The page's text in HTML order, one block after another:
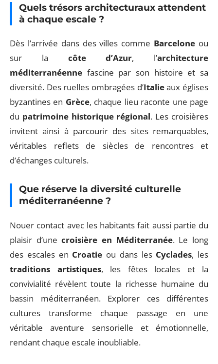
Quels trésors architecturaux attendent
à chaque escale ?
Dès l’arrivée dans des villes comme Barcelone ou
sur la côte d’Azur, l’architecture
méditerranéenne fascine par son histoire et sa
diversité. Des ruelles ombragées d’Italieaux églises
byzantines en Grèce, chaque lieu raconte une page
du patrimoine historique régional. Les croisières
invitent ainsi à parcourir des sites remarquables,
véritables reflets de siècles de rencontres et
d’échanges culturels.
Que réserve la diversité culturelle
méditerranéenne ?
Nouer contact avec les habitants fait aussi partie du
plaisir d’unecroisière en Méditerranée. Le long
des escales en Croatie ou dans les Cyclades, les
traditions artistiques, les fêtes locales et la
convivialité révèlent toute la richesse humaine du
bassin méditerranéen. Explorer ces différentes
cultures transforme chaque passage en une
véritable aventure sensorielle et émotionnelle,
rendant chaque escale inoubliable.